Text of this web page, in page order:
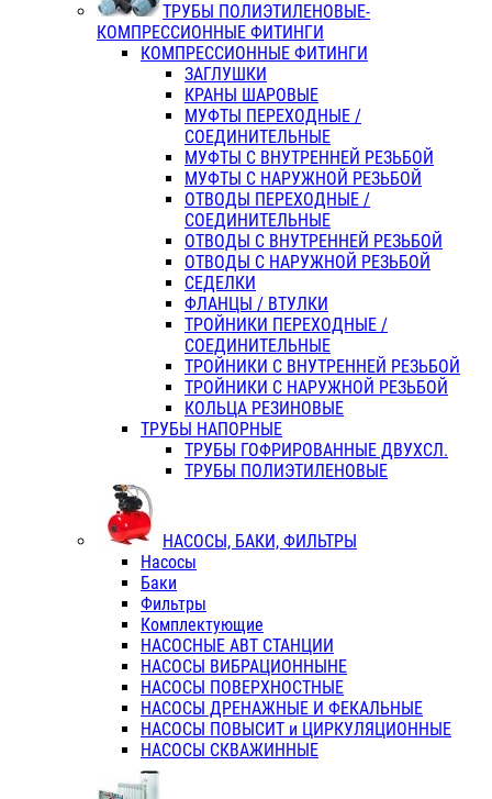
ТРУБЫ ПОЛИЭТИЛЕНОВЫЕ-
КОМПРЕССИОННЫЕ ФИТИНГИ
КОМПРЕССИОННЫЕ ФИТИНГИ
ЗАГЛУШКИ
КРАНЫ ШАРОВЫЕ
МУФТЫ ПЕРЕХОДНЫЕ /
СОЕДИНИТЕЛЬНЫЕ
МУФТЫ С ВНУТРЕННЕЙ РЕЗЬБОЙ
МУФТЫ С НАРУЖНОЙ РЕЗЬБОЙ
ОТВОДЫ ПЕРЕХОДНЫЕ /
СОЕДИНИТЕЛЬНЫЕ
ОТВОДЫ С ВНУТРЕННЕЙ РЕЗЬБОЙ
ОТВОДЫ С НАРУЖНОЙ РЕЗЬБОЙ
СЕДЕЛКИ
ФЛАНЦЫ / ВТУЛКИ
ТРОЙНИКИ ПЕРЕХОДНЫЕ /
СОЕДИНИТЕЛЬНЫЕ
ТРОЙНИКИ С ВНУТРЕННЕЙ РЕЗЬБОЙ
ТРОЙНИКИ С НАРУЖНОЙ РЕЗЬБОЙ
КОЛЬЦА РЕЗИНОВЫЕ
ТРУБЫ НАПОРНЫЕ
ТРУБЫ ГОФРИРОВАННЫЕ ДВУХСЛ.
ТРУБЫ ПОЛИЭТИЛЕНОВЫЕ
НАСОСЫ, БАКИ, ФИЛЬТРЫ
Насосы
Баки
Фильтры
Комплектующие
НАСОСНЫЕ АВТ СТАНЦИИ
НАСОСЫ ВИБРАЦИОННЫНЕ
НАСОСЫ ПОВЕРХНОСТНЫЕ
НАСОСЫ ДРЕНАЖНЫЕ И ФЕКАЛЬНЫЕ
НАСОСЫ ПОВЫСИТ и ЦИРКУЛЯЦИОННЫЕ
НАСОСЫ СКВАЖИННЫЕ